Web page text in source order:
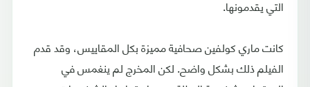
التي يقدمونها.
كانت ماري كولفين صحافية مميزة بكل المقاييس، وقد قدم
الفيلم ذلك بشكل واضح. لكن المخرج لم ينغمس في